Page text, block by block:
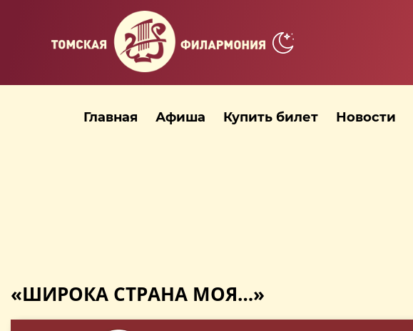
Главная Афиша Купить билет Новости
«ШИРОКА СТРАНА МОЯ…»